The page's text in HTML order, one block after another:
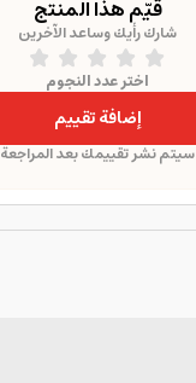
قيّم هذا المنتج
شارك رأيك وساعد الآخرين
اختر عدد النجوم
إضافة تقييم
سيتم نشر تقييمك بعد المراجعة